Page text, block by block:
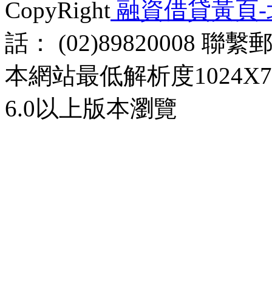
CopyRight 融資借貸黃頁
話： (02)89820008 聯繫
本網站最低解析度
6.0以上版本瀏覽